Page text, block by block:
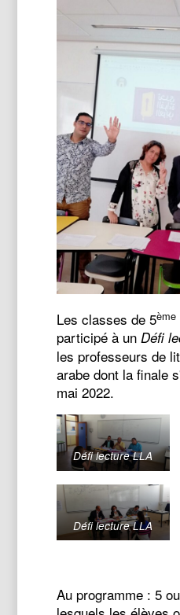
Les classes de 5ème
participé à unDéfi
les professeurs de
arabe dont la finale
mai 2022.
Défi lecture LLA
Défi lecture LLA
Au programme : 5